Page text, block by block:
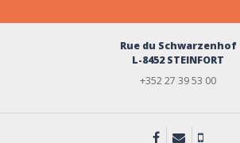
Rue du Schwarzenhof
L-8452 STEINFORT
+352 27 39 53 00